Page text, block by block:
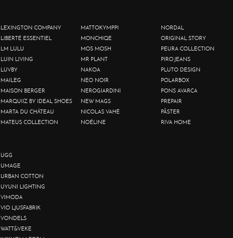
LEXINGTON COMPANY
LIBERTÉ ESSENTIEL
LM LULU
LUIN LIVING
LUVBY
MAILEG
MAISON BERGER
MARQUIIZ BY IDEAL SHOES
MARTA DU CHÂTEAU
MATEUS COLLECTION
MATTOKYMPPI
MONCHIQE
MOS MOSH
MR PLANT
NAKOA
NEO NOIR
NEROGIARDINI
NEW MAGS
NICOLAS VAHÉ
NOÉLINE
NORDAL
ORIGINAL STORY
PEURA COLLECTION
PIRO JEANS
PLUTO DESIGN
POLARBOX
PONS AVARCA
PREPAIR
PÅSTER
RIVA HOME
UGG
UMAGE
URBAN COTTON
UYUNI LIGHTING
VIMODA
VIO LJUSFABRIK
VONDELS
WATT&VEKE